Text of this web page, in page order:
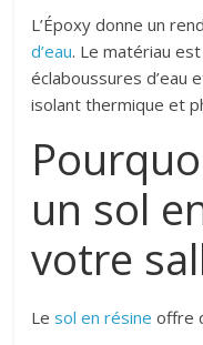
L’Époxy donne un
d’eau. Le matériau
éclaboussures d’eau
isolant thermique et
un sol
votre
Lesol en résine offre